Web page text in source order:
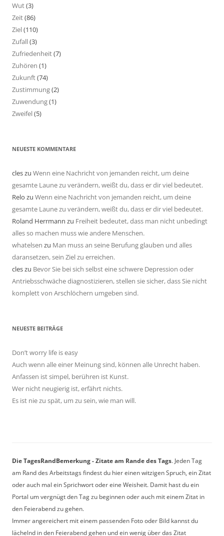
Wut(3)
Zeit(86)
Ziel(110)
Zufall(3)
Zufriedenheit(7)
Zuhören (1)
Zukunft(74)
Zustimmung(2)
Zuwendung(1)
Zweifel(5)
NEUESTE KOMMENTARE
cleszu Wenn eine Nachricht von jemanden reicht, um deine
gesamte Laune zu verändern, weißt du, dass er dir viel bedeutet.
Relo zu Wenn eine Nachricht von jemanden reicht, um deine
gesamte Laune zu verändern, weißt du, dass er dir viel bedeutet.
Roland Herrmann zu Freiheit bedeutet, dass man nicht unbedingt
alles so machen muss wie andere Menschen.
whatelsen zu Man muss an seine Berufung glauben und alles
daransetzen, sein Ziel zu erreichen.
cleszu Bevor Sie bei sich selbst eine schwere Depression oder
Antriebsschwäche diagnostizieren, stellen sie sicher, dass Sie nicht
komplett von Arschlöchern umgeben sind.
NEUESTE BEITRÄGE
Don’t worry life is easy
Auch wenn alle einer Meinung sind, können alle Unrecht haben.
Anfassen ist simpel, berühren ist Kunst.
Wer nicht neugierig ist, erfährt nichts.
Es ist nie zu spät, um zu sein, wie man will.
Die TagesRandBemerkung - Zitate am Rande des Tags. Jeden Tag
am Rand des Arbeitstags findest du hier einen witzigen Spruch, ein Zitat
oder auch mal ein Sprichwort oder eine Weisheit. Damit hast du ein
Portal um vergnügt den Tag zu beginnen oder auch mit einem Zitat in
den Feierabend zu gehen.
Immer angereichert mit einem passenden Foto oder Bild kannst du
lächelnd in den Feierabend gehen und ein wenig über das Zitat